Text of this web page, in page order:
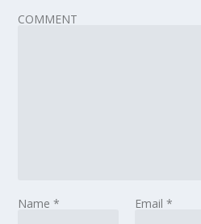
COMMENT
Name* Email *